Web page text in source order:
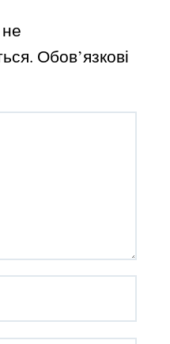
Обов’язкові